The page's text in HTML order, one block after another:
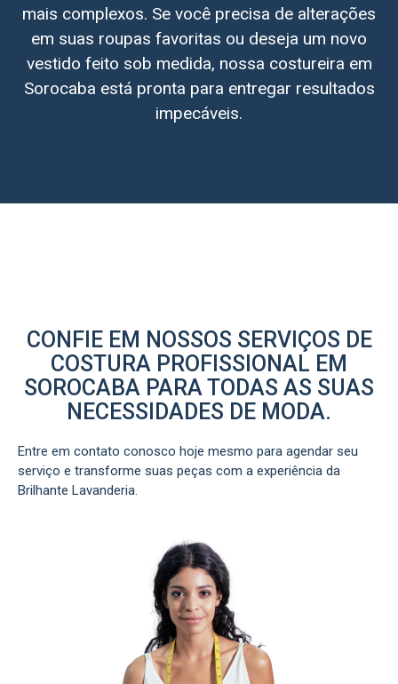
mais complexos. Se você precisa de alterações
em suas roupas favoritas ou deseja um novo
vestido feito sob medida, nossa costureira em
Sorocaba está pronta para entregar resultados
impecáveis.
CONFIE EM NOSSOS SERVIÇOS DE
COSTURA PROFISSIONAL EM
SOROCABA PARA TODAS AS SUAS
NECESSIDADES DE MODA.
Entre em contato conosco hoje mesmo para agendar seu
serviço e transforme suas peças com a experiência da
Brilhante Lavanderia.